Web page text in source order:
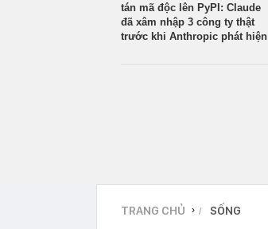
tán mã độc lên PyPI: Claude
đã xâm nhập 3 công ty thật
trước khi Anthropic phát hiện
TRANG CHỦ › SỐNG